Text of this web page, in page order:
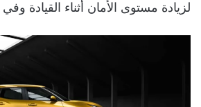
لزيادة مستوى الأمان أثناء القيادة